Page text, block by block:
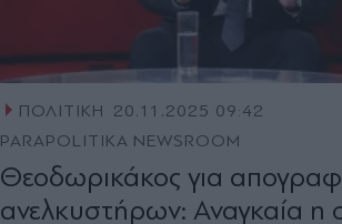
ΠΟΛΙΤΙΚΗ
20.11.2025 09:42
PARAPOLITIKA NEWSROOM
Θεοδωρικάκος για
ανελκυστήρων: Αναγκαία η